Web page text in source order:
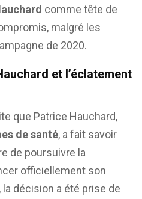
comme tête de
malgré les
de 2020.
et l’éclatement
que Patrice Hauchard,
de santé, a fait savoir
de poursuivre la
officiellement son
décision a été prise de